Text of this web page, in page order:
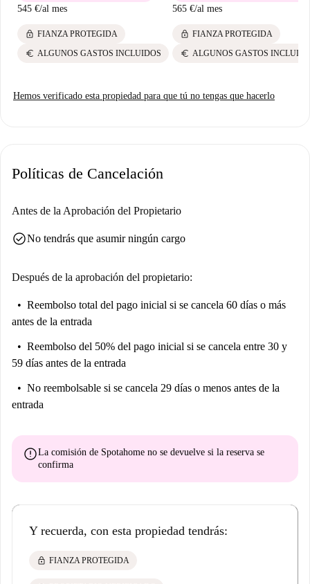
545 €/al mes
lock FIANZA PROTEGIDA
euro ALGUNOS GASTOS INCLUIDOS
565 €/al mes
lock FIANZA PROTEGIDA
euro ALGUNOS GASTOS
Hemos verificado esta propiedad para que tú no tengas que hacerlo
Políticas de Cancelación
Antes de la Aprobación del Propietario
check_circleNo tendrás que asumir ningún cargo
Después de la aprobación del propietario:
Reembolso total del pago inicial si se cancela 60 días o más
antes de la entrada
Reembolso del 50% del pago inicial si se cancela entre 30 y
59 días antes de la entrada
No reembolsable si se cancela 29 días o menos antes de la
entrada
errorLa comisión de Spotahome no se devuelve si la reserva se
confirma
Y recuerda, con esta propiedad tendrás:
lock FIANZA PROTEGIDA